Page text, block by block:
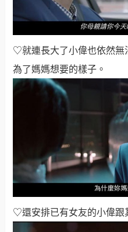
♡就連長大了小偉也依然無
為了媽媽想要的樣子。
♡還安排已有女友的小偉跟